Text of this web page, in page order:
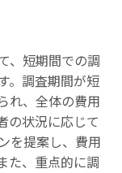
、短期間での調
。調査期間が短
れ、全体の費用
の状況に応じて
を提案し、費用
た、重点的に調